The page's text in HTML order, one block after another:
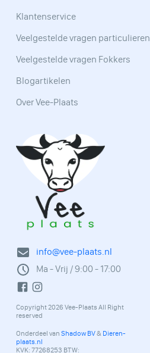
info@vee-plaats.nl
Ma - Vrij / 9:00 - 17:00
Copyright 2026 Vee-Plaats All Right
reserved
Onderdeel van Shadow BV& Dieren-
plaats.nl
KVK: 77268253 BTW:
Klantenservice
Veelgestelde vragen particulieren
Veelgestelde vragen Fokkers
Blogartikelen
Over Vee-Plaats